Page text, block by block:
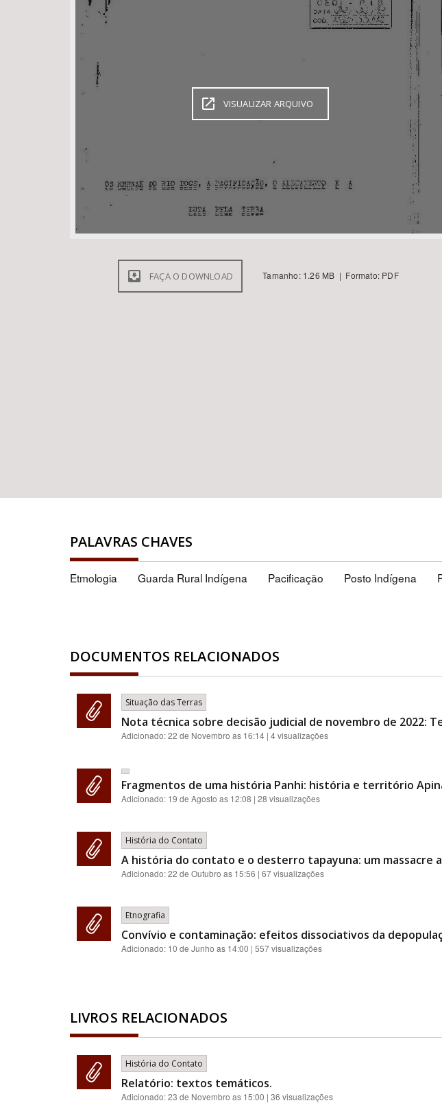
Área de Levantamento
VISUALIZAR ARQUIVO
FAÇA O DOWNLOAD Tamanho: 1.26 MB | Formato: PDF
PALAVRAS CHAVES
Etmologia Guarda Rural Indígena Pacificação Posto Indígena
DOCUMENTOS RELACIONADOS
Situação das Terras
Nota técnica sobre decisão judicial de novembro de 2022:
Adicionado:22 de Novembro as 16:14 | 4 visualizações
Fragmentos de uma história Panhi: história e território
Adicionado: 19 de Agosto as 12:08 | 28 visualizações
História do Contato
A história do contato e o desterro tapayuna: um massacre
Adicionado:22 de Outubro as 15:56 | 67 visualizações
Etnografia
Convívio e contaminação: efeitos dissociativos da
Adicionado: 10 de Junho as 14:00 | 557 visualizações
LIVROS RELACIONADOS
História do Contato
Relatório: textos temáticos.
Adicionado:23 de Novembro as 15:00 | 36 visualizações